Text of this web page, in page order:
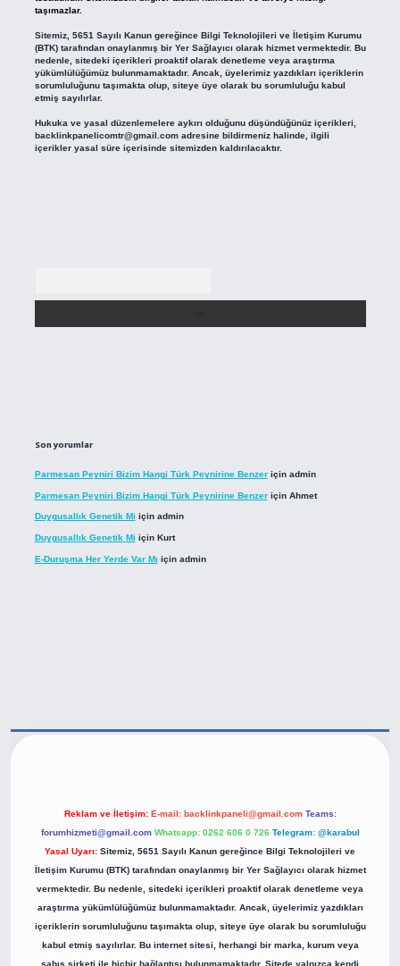
taşımazlar.
Sitemiz, 5651 Sayılı Kanun gereğince Bilgi Teknolojileri ve İletişim Kurumu
(BTK) tarafından onaylanmış bir Yer Sağlayıcı olarak hizmet vermektedir. Bu
nedenle, sitedeki içerikleri proaktif olarak denetleme veya araştırma
yükümlülüğümüz bulunmamaktadır. Ancak, üyelerimiz yazdıkları içeriklerin
sorumluluğunu taşımakta olup, siteye üye olarak bu sorumluluğu kabul
etmiş sayılırlar.
Hukuka ve yasal düzenlemelere aykırı olduğunu düşündüğünüz içerikleri,
backlinkpanelicomtr@gmail.comadresine bildirmeniz halinde, ilgili
içerikler yasal süre içerisinde sitemizden kaldırılacaktır.
Son yorumlar
Parmesan Peyniri Bizim Hangi Türk Peynirine Benzeriçin admin
Parmesan Peyniri Bizim Hangi Türk Peynirine Benzeriçin Ahmet
Duygusallık Genetik Mi için admin
Duygusallık Genetik Mi için Kurt
E-Duruşma Her Yerde Var Mı için admin
Reklam ve İletişim: E-mail: backlinkpaneli@gmail.com Teams:
forumhizmeti@gmail.com Whatsapp: 0262 606 0 726 Telegram: @karabul
Yasal Uyarı: Sitemiz, 5651 Sayılı Kanun gereğince Bilgi Teknolojileri ve
İletişim Kurumu (BTK) tarafından onaylanmış bir Yer Sağlayıcı olarak hizmet
vermektedir. Bu nedenle, sitedeki içerikleri proaktif olarak denetleme veya
araştırma yükümlülüğümüz bulunmamaktadır. Ancak, üyelerimiz yazdıkları
içeriklerin sorumluluğunu taşımakta olup, siteye üye olarak bu sorumluluğu
kabul etmiş sayılırlar. Bu internet sitesi, herhangi bir marka, kurum veya
şahıs şirketi ile hiçbir bağlantısı bulunmamaktadır. Sitede yalnızca kendi